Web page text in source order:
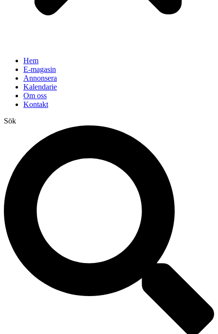
Hem
E-magasin
Annonsera
Kalendarie
Om oss
Kontakt
Sök